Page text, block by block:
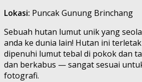
Lokasi: Puncak Gunung Brinchang
Sebuah hutan lumut unik yang
anda ke dunia lain! Hutan ini
dipenuhi lumut tebal di pokok dan
dan berkabus — sangat sesuai
fotografi.